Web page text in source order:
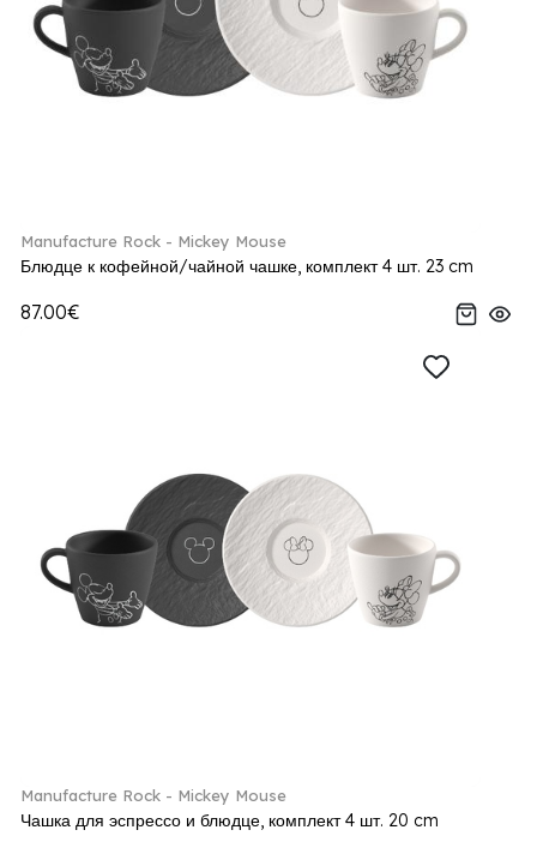
Manufacture Rock - Mickey Mouse
Блюдце к кофейной/чайной чашке, комплект 4 шт. 23 cm
87.00€
Manufacture Rock - Mickey Mouse
Чашка для эспрессо и блюдце, комплект 4 шт. 20 cm